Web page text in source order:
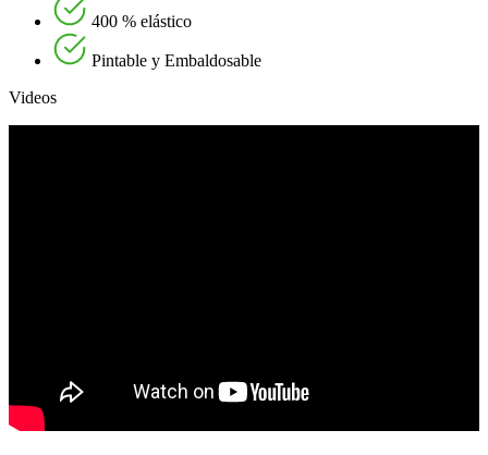
400 % elástico
Pintable y Embaldosable
Videos